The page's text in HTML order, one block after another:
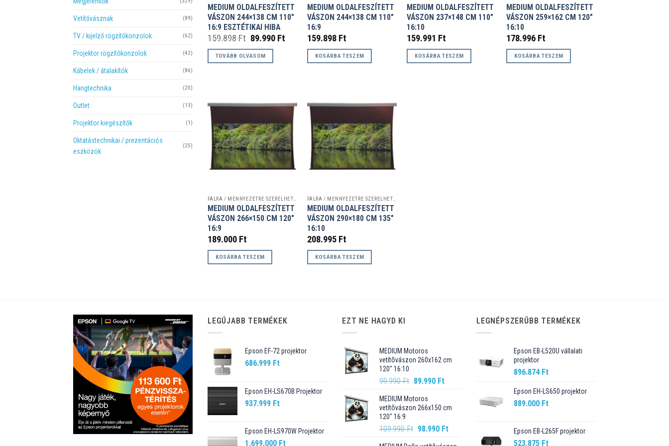
Vetítővásznak (89)
TV / kijelző rögzítőkonzolok (62)
Projektor rögzítőkonzolok (42)
Kábelek / átalakítók (86)
Hangtechnika (20)
Outlet (13)
Projektor kiegészítők (1)
Oktatástechnikai / prezentációs
eszközök
(25)
MEDIUM OLDALFESZÍTETT
VÁSZON 244×138 CM 110″
16:9 ESZTÉTIKAI HIBA
159.898Ft Original
price
was:
159.898 Ft.
89.990 Ft Current
89.990 Ft.
TOVÁBB OLVASOM
MEDIUM OLDALFESZÍTETT
VÁSZON 244×138 CM 110″
16:9
159.898 Ft
KOSÁRBA TESZEM
MEDIUM OLDALFESZÍTETT
VÁSZON 237×148 CM 110″
16:10
159.991 Ft
KOSÁRBA TESZEM
MEDIUM OLDALFESZÍTETT
VÁSZON 259×162 CM 120″
16:10
178.996 Ft
KOSÁRBA TESZEM
FALRA / MENNYEZETRE SZERELHETŐ VETÍTŐVÁSZNAK
MEDIUM OLDALFESZÍTETT
VÁSZON 266×150 CM 120″
16:9
189.000 Ft
KOSÁRBA TESZEM
FALRA / MENNYEZETRE SZERELHETŐ VETÍTŐVÁSZNAK
MEDIUM OLDALFESZÍTETT
VÁSZON 290×180 CM 135″
16:10
208.995 Ft
KOSÁRBA TESZEM
LEGÚJABB TERMÉKEK
Epson EF-72 projektor
686.999 Ft
Epson EH-LS670B Projektor
937.999 Ft
Epson EH-LS970W Projektor
1.699.000 Ft
EZT NE HAGYD KI
MEDIUM Motoros
vetítõvászon 260x162 cm
120" 16:10
99.990Ft Original
was:
99.990 Ft.
89.990 FtCurrent
89.990 Ft.
MEDIUM Motoros
vetítõvászon 266x150 cm
120" 16:9
109.990Ft Original
98.990 FtCurrent
LEGNÉPSZERŰBB TERMÉKEK
Epson EB-L520U vállalati
projektor
896.874 Ft
Epson EH-LS650 projektor
889.000 Ft
Epson EB-L265F projektor
523.875 Ft